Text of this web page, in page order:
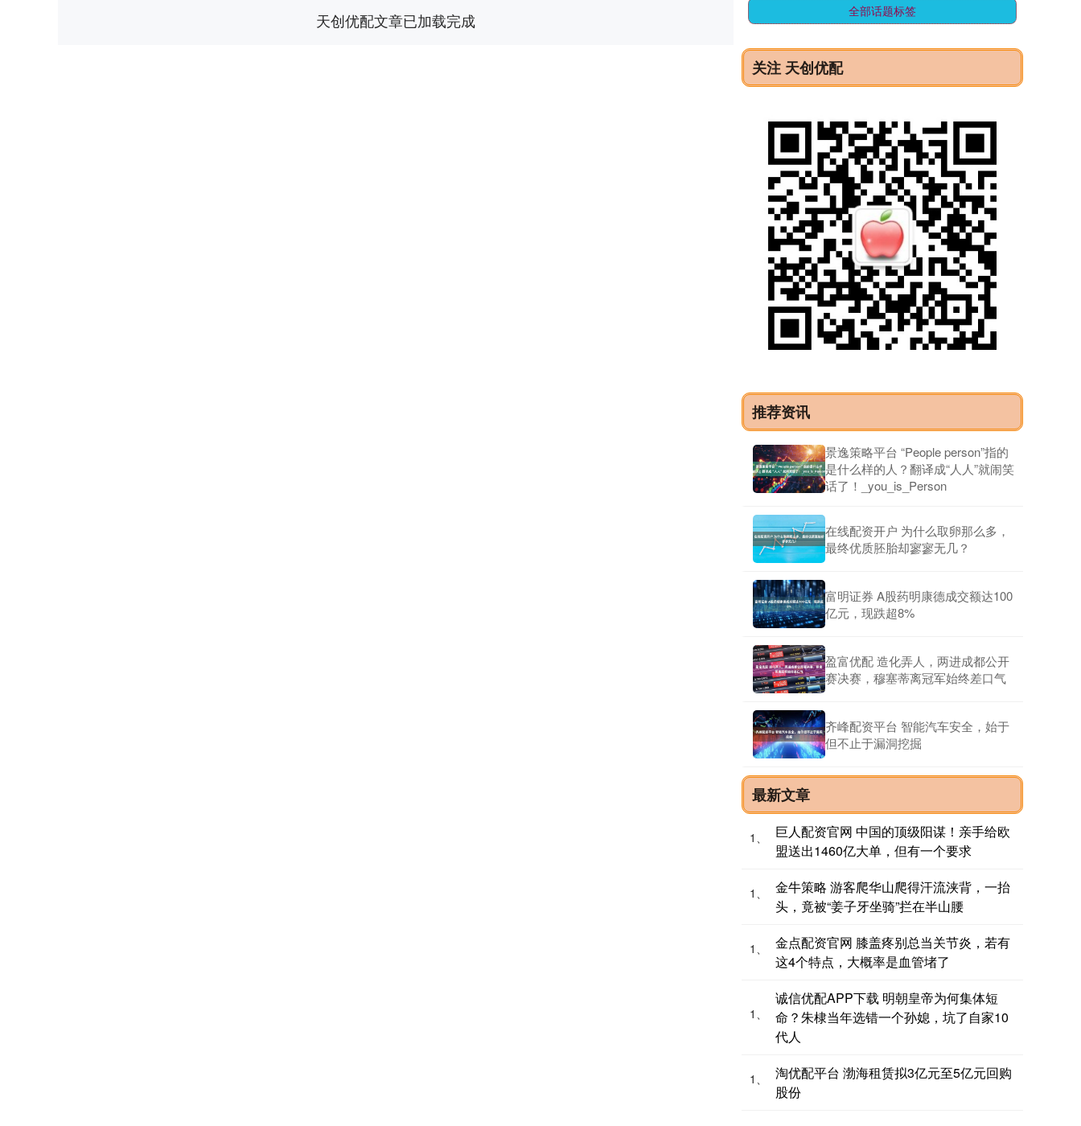
天创优配文章已加载完成 全部话题标签
关注 天创优配
推荐资讯
景逸策略平台 “People person”指的
是什么样的人？翻译成“人人”就闹笑
话了！_you_is_Person
在线配资开户 为什么取卵那么多，
最终优质胚胎却寥寥无几？
富明证券 A股药明康德成交额达100
亿元，现跌超8%
盈富优配 造化弄人，两进成都公开
赛决赛，穆塞蒂离冠军始终差口气
齐峰配资平台 智能汽车安全，始于
但不止于漏洞挖掘
最新文章
1、
巨人配资官网 中国的顶级阳谋！亲手给欧
盟送出1460亿大单，但有一个要求
1、
金牛策略 游客爬华山爬得汗流浃背，一抬
头，竟被“姜子牙坐骑”拦在半山腰
1、
金点配资官网 膝盖疼别总当关节炎，若有
这4个特点，大概率是血管堵了
1、
诚信优配APP下载 明朝皇帝为何集体短
命？朱棣当年选错一个孙媳，坑了自家10
代人
1、
淘优配平台 渤海租赁拟3亿元至5亿元回购
股份